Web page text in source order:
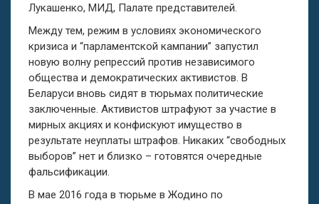
Лукашенко, МИД, Палате представителей.
Между тем, режим в условиях экономического
кризиса и “парламентской кампании” запустил
новую волну репрессий против независимого
общества и демократических активистов. В
Беларуси вновь сидят в тюрьмах политические
заключенные. Активистов штрафуют за участие в
мирных акциях и конфискуют имущество в
результате неуплаты штрафов. Никаких “свободных
выборов” нет и близко – готовятся очередные
фальсификации.
В мае 2016 года в тюрьме в Жодино по